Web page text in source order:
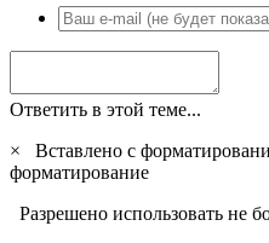
Ответить в этой теме...
×
Вставлено с
форматирование
Разрешено использовать не